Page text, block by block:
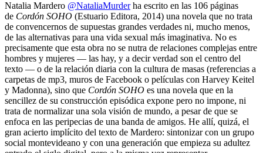
Natalia Mardero @NataliaMurderha escrito en las 106 páginas
de Cordón SOHO (Estuario Editora, 2014) una novela que no trata
de convencernos de supuestas grandes verdades ni, mucho menos,
de las alternativas para una vida sexual más imaginativa. No es
precisamente que esta obra no se nutra de relaciones complejas entre
hombres y mujeres — las hay, y a decir verdad son el centro del
texto — o de la relación diaria con la cultura de masas (referencias a
carpetas de mp3, muros de Facebook o películas con Harvey Keitel
y Madonna), sino que Cordón SOHO es una novela que en la
sencillez de su construcción episódica expone pero no impone, ni
trata de normalizar una sola visión de mundo, a pesar de que se
enfoca en las peripecias de una banda de amigos. He allí, quizá, el
gran acierto implícito del texto de Mardero: sintonizar con un grupo
social montevideano y con una generación que empieza su adultez